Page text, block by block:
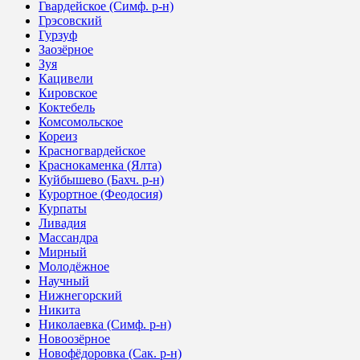
Гвардейское (Симф. р-н)
Грэсовский
Гурзуф
Заозёрное
Зуя
Кацивели
Кировское
Коктебель
Комсомольское
Кореиз
Красногвардейское
Краснокаменка (Ялта)
Куйбышево (Бахч. р-н)
Курортное (Феодосия)
Курпаты
Ливадия
Массандра
Мирный
Молодёжное
Научный
Нижнегорский
Никита
Николаевка (Симф. р-н)
Новоозёрное
Новофёдоровка (Сак. р-н)